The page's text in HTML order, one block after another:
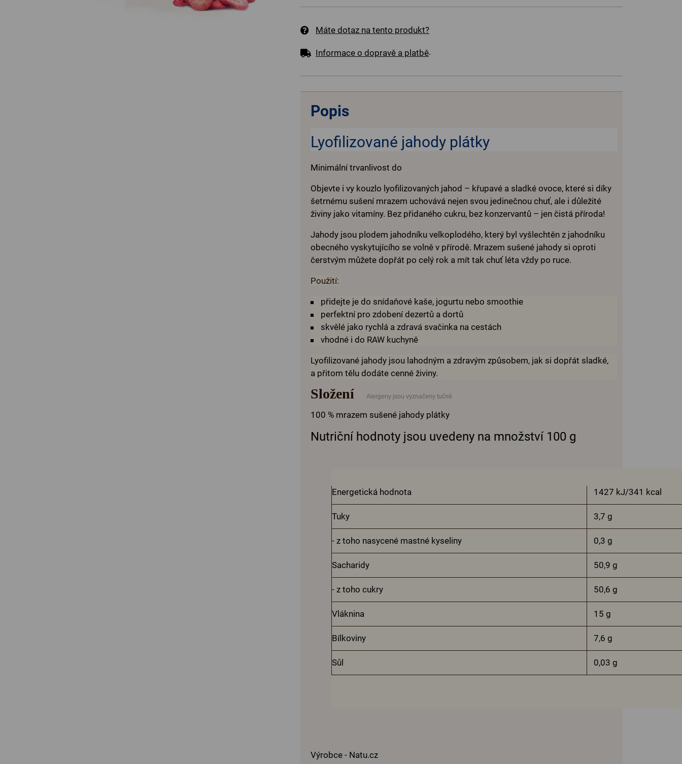
Máte dotaz na tento produkt?
Informace o dopravě a platbě.
Popis
Lyofilizované jahody plátky
Minimální trvanlivost do
Objevte i vy kouzlo lyofilizovaných jahod – křupavé a sladké ovoce, které si díky
šetrnému sušení mrazem uchovává nejen svou jedinečnou chuť, ale i důležité
živiny jako vitamíny. Bez přidaného cukru, bez konzervantů – jen čistá příroda!
Jahody jsou plodem jahodníku velkoplodého, který byl vyšlechtěn z jahodníku
obecného vyskytujícího se volně v přírodě. Mrazem sušené jahody si oproti
čerstvým můžete dopřát po celý rok a mít tak chuť léta vždy po ruce.
Použití:
přidejte je do snídaňové kaše, jogurtu nebo smoothie
perfektní pro zdobení dezertů a dortů
skvělé jako rychlá a zdravá svačinka na cestách
vhodné i do RAW kuchyně
Lyofilizované jahody jsou lahodným a zdravým způsobem, jak si dopřát sladké,
a přitom tělu dodáte cenné živiny.
Složení Alergeny jsou vyznačeny tučně
100 % mrazem sušené jahody plátky
Nutriční hodnoty jsou uvedeny na množství 100 g
Energetická hodnota 1427 kJ/341 kcal
Tuky 3,7 g
- z toho nasycené mastné kyseliny 0,3 g
Sacharidy 50,9 g
- z toho cukry 50,6 g
Vláknina 15 g
Bílkoviny 7,6 g
Sůl 0,03 g
Výrobce - Natu.cz